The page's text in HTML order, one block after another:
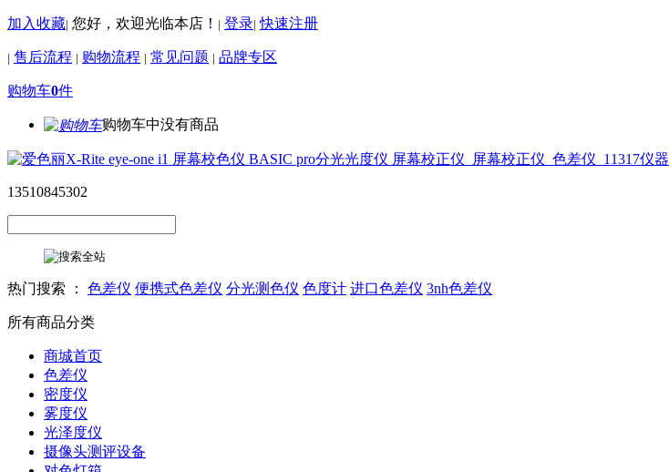
加入收藏| 您好，欢迎光临本店！ | 登录| 快速注册
| 售后流程 | 购物流程 | 常见问题 | 品牌专区
购物车0件
购物车中没有商品
13510845302
热门搜索 ： 色差仪 便携式色差仪 分光测色仪 色度计 进口色差仪 3nh色差仪
所有商品分类
商城首页
色差仪
密度仪
雾度仪
光泽度仪
摄像头测评设备